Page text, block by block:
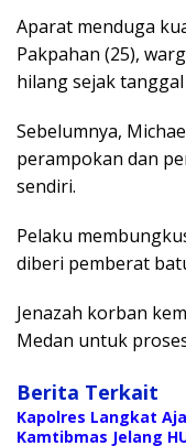
Aparat menduga
Pakpahan (25),
hilang sejak tanggal
Sebelumnya,
perampokan dan
sendiri.
Pelaku
diberi pemberat
Jenazah korban
Medan untuk
Berita Terkait
Kapolres Langkat
Kamtibmas Jelang